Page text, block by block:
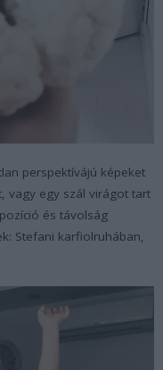
perspektívájú képeket
vagy egy szál virágot tart
és távolság
Stefani karfiolruhában,